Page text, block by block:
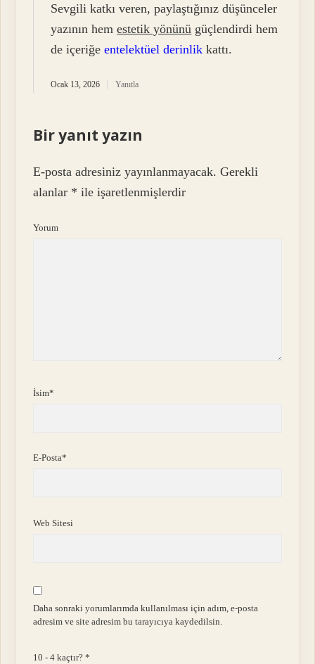
Sevgili katkı veren, paylaştığınız düşünceler
yazının hemestetik yönünü güçlendirdi hem
de içeriğeentelektüel derinlik kattı.
Ocak 13, 2026 Yanıtla
Bir yanıt yazın
E-posta adresiniz yayınlanmayacak. Gerekli
alanlar * ile işaretlenmişlerdir
Yorum
İsim*
E-Posta*
Web Sitesi
Daha sonraki yorumlarımda kullanılması için adım, e-posta
adresim ve site adresim bu tarayıcıya kaydedilsin.
10 - 4 kaçtır?*